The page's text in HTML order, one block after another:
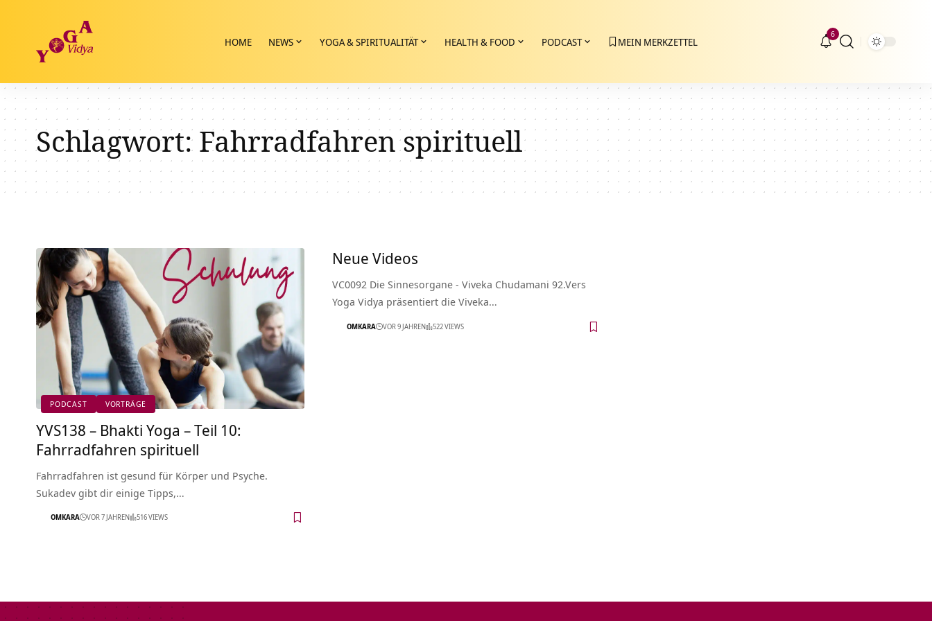
HOME NEWS YOGA & SPIRITUALITÄT HEALTH & FOOD PODCAST MEIN MERKZETTEL
6
Schlagwort:Fahrradfahren spirituell
PODCAST VORTRÄGE
YVS138 – Bhakti Yoga – Teil 10:
Fahrradfahren spirituell
Fahrradfahren ist gesund für Körper und Psyche.
Sukadev gibt dir einige Tipps,…
OMKARA VOR 7 JAHREN 516 VIEWS
Neue Videos
VC0092 Die Sinnesorgane - Viveka Chudamani 92.Vers
Yoga Vidya präsentiert die Viveka…
OMKARA VOR 9 JAHREN 522 VIEWS